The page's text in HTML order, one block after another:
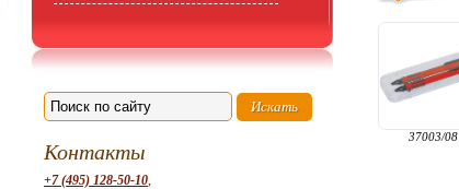
Контакты
+7 (495) 128-50-10,
37003/08